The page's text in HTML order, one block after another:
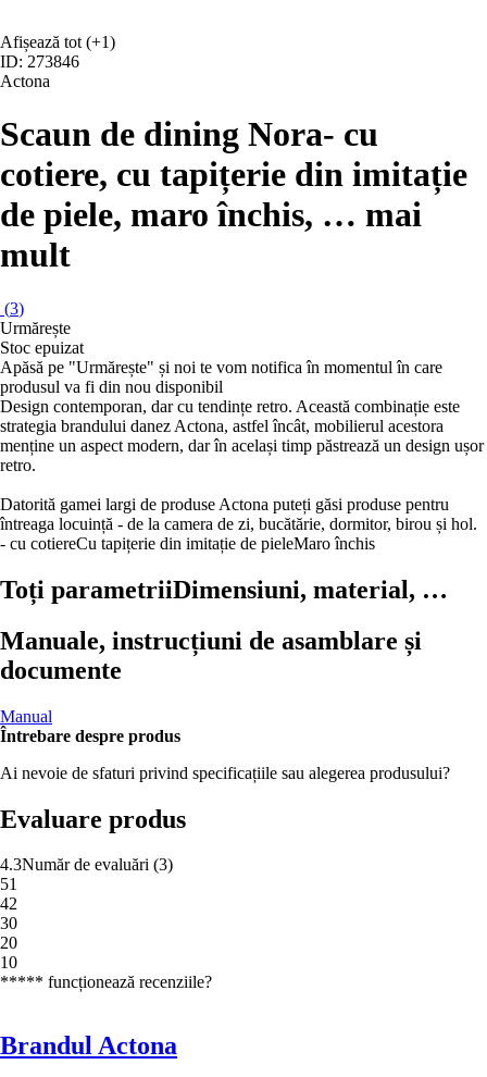
Afișează tot (+1)
ID: 273846
Actona
Scaun de dining Nora- cu
cotiere, cu tapițerie din imitație
de piele, maro închis, … mai
mult
(3)
Urmărește
Stoc epuizat
Apăsă pe "Urmărește" și noi te vom notifica în momentul în care
produsul va fi din nou disponibil
Design contemporan, dar cu tendințe retro. Această combinație este
strategia brandului danez Actona, astfel încât, mobilierul acestora
menține un aspect modern, dar în același timp păstrează un design ușor
retro.
Datorită gamei largi de produse Actona puteți găsi produse pentru
întreaga locuință - de la camera de zi, bucătărie, dormitor, birou și hol.
- cu cotiereCu tapițerie din imitație de pieleMaro închis
Toți parametriiDimensiuni, material, …
Manuale, instrucțiuni de asamblare și
documente
Manual
Întrebare despre produs
Ai nevoie de sfaturi privind specificațiile sau alegerea produsului?
Evaluare produs
4.3Număr de evaluări (3)
51
42
30
20
10
***** funcționează recenziile?
Brandul Actona